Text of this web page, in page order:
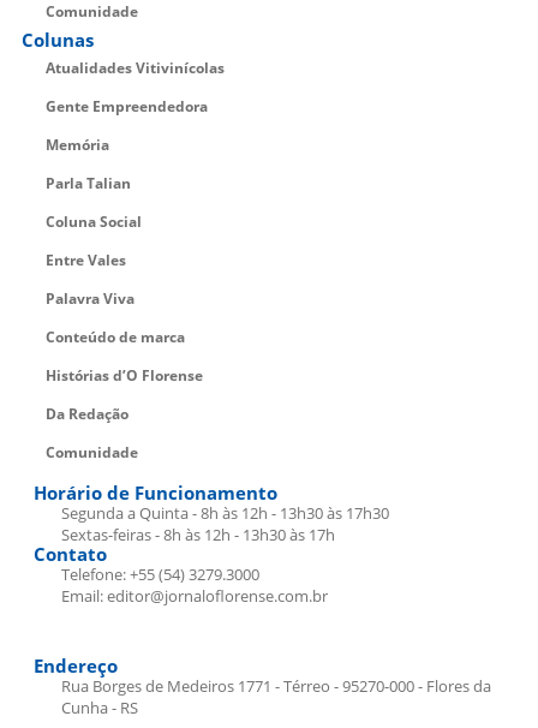
Comunidade
Colunas
Atualidades Vitivinícolas
Gente Empreendedora
Memória
Parla Talian
Coluna Social
Entre Vales
Palavra Viva
Conteúdo de marca
Histórias d’O Florense
Da Redação
Comunidade
Horário de Funcionamento
Segunda a Quinta - 8h às 12h - 13h30 às 17h30
Sextas-feiras - 8h às 12h - 13h30 às 17h
Contato
Telefone: +55 (54) 3279.3000
Email: editor@jornaloflorense.com.br
Endereço
Rua Borges de Medeiros 1771 - Térreo - 95270-000 - Flores da
Cunha - RS